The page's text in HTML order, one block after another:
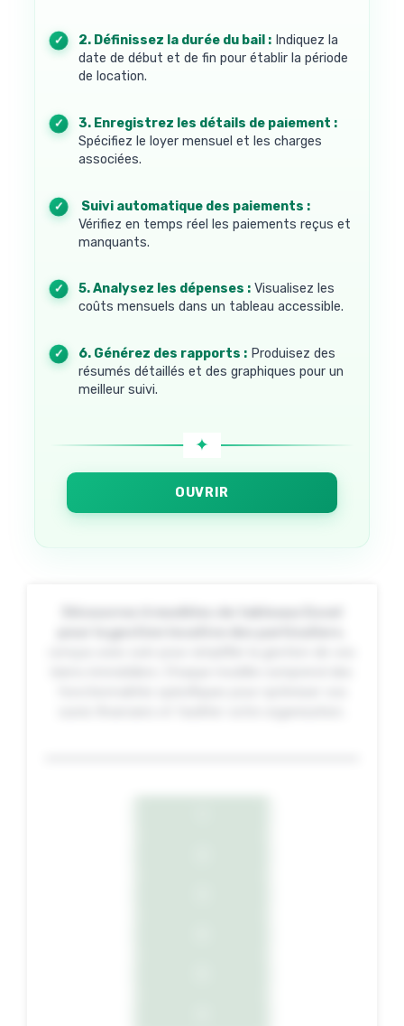
2. Définissez la durée du bail : Indiquez la
date de début et de fin pour établir la période
de location.
3. Enregistrez les détails de paiement :
Spécifiez le loyer mensuel et les charges
associées.
4. Suivi automatique des paiements :
Vérifiez en temps réel les paiements reçus et
manquants.
5. Analysez les dépenses : Visualisez les
coûts mensuels dans un tableau accessible.
6. Générez des rapports : Produisez des
résumés détaillés et des graphiques pour un
meilleur suivi.
OUVRIR